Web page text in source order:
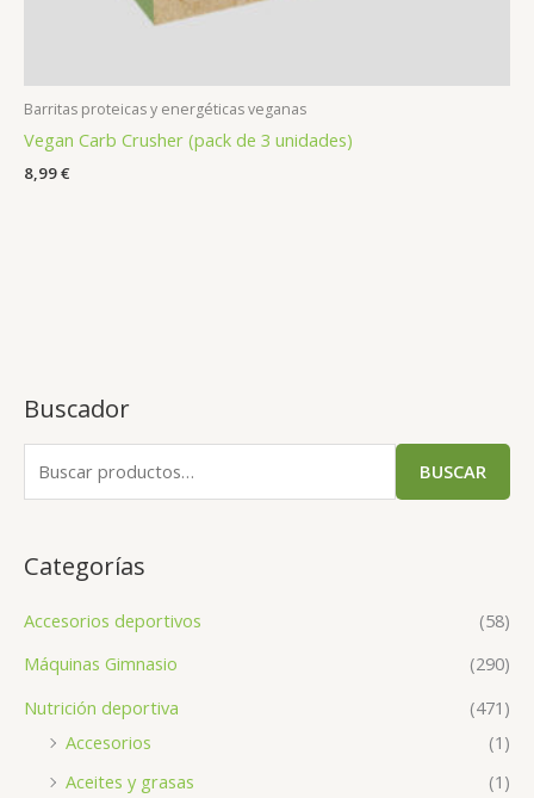
Buscador
BUSCAR
Categorías
Accesorios deportivos
(58)
Máquinas Gimnasio
(290)
Nutrición deportiva
(471)
Accesorios
(1)
Aceites y grasas
(1)
Barritas proteicas y energéticas veganas
Vegan Carb Crusher (pack de 3 unidades)
8,99€